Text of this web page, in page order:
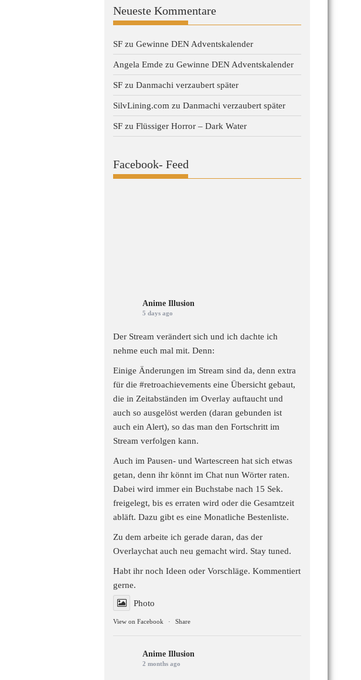
Neueste Kommentare
SF zu Gewinne DEN Adventskalender
Angela Emde zu Gewinne DEN Adventskalender
SF zu Danmachi verzaubert später
SilvLining.com zu Danmachi verzaubert später
SF zu Flüssiger Horror – Dark Water
Facebook- Feed
Anime Illusion
5 days ago
Der Stream verändert sich und ich dachte ich
nehme euch mal mit. Denn:
Einige Änderungen im Stream sind da, denn extra
für die #retroachievements eine Übersicht gebaut,
die in Zeitabständen im Overlay auftaucht und
auch so ausgelöst werden (daran gebunden ist
auch ein Alert), so das man den Fortschritt im
Stream verfolgen kann.
Auch im Pausen- und Wartescreen hat sich etwas
getan, denn ihr könnt im Chat nun Wörter raten.
Dabei wird immer ein Buchstabe nach 15 Sek.
freigelegt, bis es erraten wird oder die Gesamtzeit
abläft. Dazu gibt es eine Monatliche Bestenliste.
Zu dem arbeite ich gerade daran, das der
Overlaychat auch neu gemacht wird. Stay tuned.
Habt ihr noch Ideen oder Vorschläge. Kommentiert
gerne.
Photo
View on Facebook · Share
Anime Illusion
2 months ago